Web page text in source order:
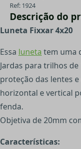
Ref: 1924
Descrição do
Luneta Fixxar 4x20
Essa luneta tem uma
Jardas para trilhos
proteção das lentes
horizontal e vertical
fenda.
Objetiva de 20mm
Características: